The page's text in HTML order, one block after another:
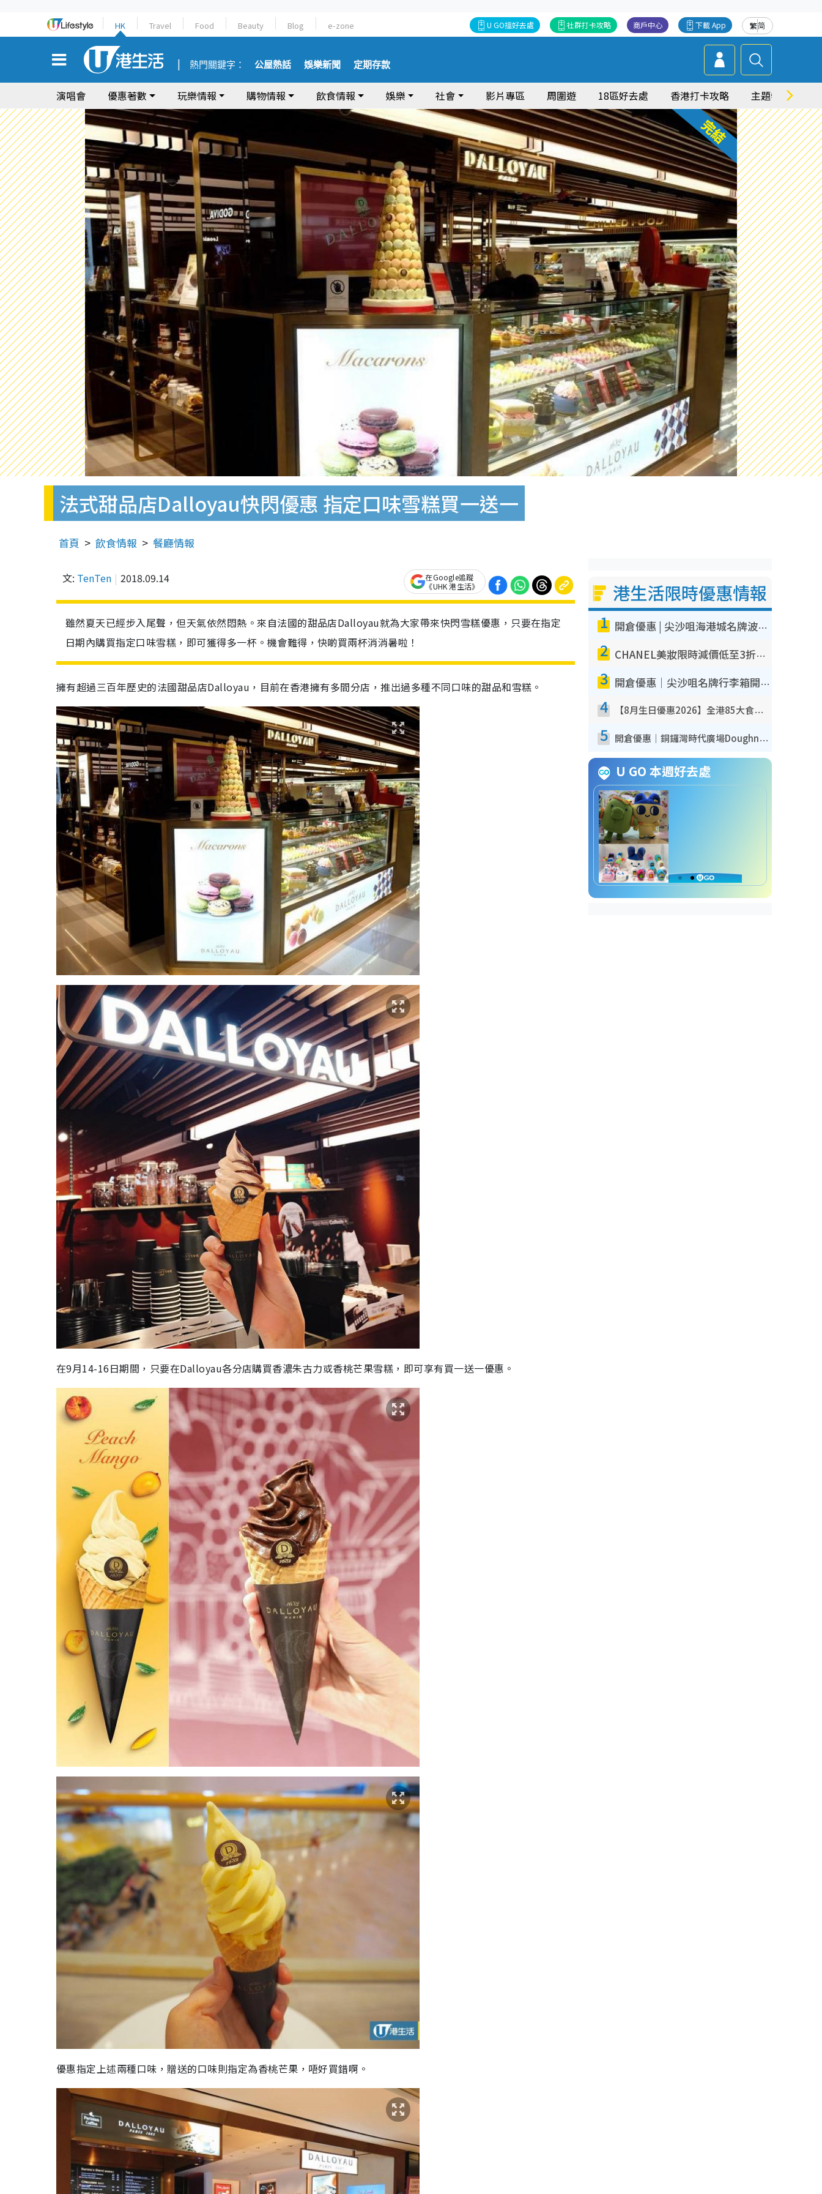
HK Travel Food Beauty Blog e-zone 繁简
下載 App
商戶中心
社群打卡攻略
U GO搵好去處
熱門關鍵字： 公屋熱話 娛樂新聞 定期存款
演唱會 優惠著數 玩樂情報 購物情報 飲食情報 娛樂 社會 影片專區 周圍遊 18區好去處 香港打卡攻略 主題特集
法式甜品店Dalloyau快閃優惠 指定口味雪糕買一送一
首頁 飲食情報 餐廳情報
文: TenTen 2018.09.14
在Google追蹤
《UHK 港生活》
雖然夏天已經步入尾聲，但天氣依然悶熱。來自法國的甜品店Dalloyau就為大家帶來快閃雪糕優惠，只要在指定
日期內購買指定口味雪糕，即可獲得多一杯。機會難得，快啲買兩杯消消暑啦！
擁有超過三百年歷史的法國甜品店Dalloyau，目前在香港擁有多間分店，推出過多種不同口味的甜品和雪糕。
在9月14-16日期間，只要在Dalloyau各分店購買香濃朱古力或香桃芒果雪糕，即可享有買一送一優惠。
優惠指定上述兩種口味，贈送的口味則指定為香桃芒果，唔好買錯啊。
港生活限時優惠情報
1 開倉優惠 | 尖沙咀海港城名牌波鞋開倉低至1折！On鞋$899起／Joy&Peace鞋履$98起
2 CHANEL美妝限時減價低至3折！人氣粉底/唇膏/精華液低至$275！COCO香水都有平
3 開倉優惠｜尖沙咀名牌行李箱開倉低至4折！一連5日 American Tourister/ace./Hallmark $200起！
4 【8月生日優惠2026】全港85大食買玩著數攻略 自助餐/火鍋放題同行免費＋誠品/DONKI送現金券
5 開倉優惠｜銅鑼灣時代廣場Doughnut/Campo Marzio開倉低至1折！背囊、書包、手袋劈價$200起
U GO 本週好去處